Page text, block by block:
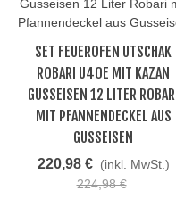
SET FEUEROFEN UTSCHAK
ROBARI U40E MIT KAZAN
GUSSEISEN 12 LITER ROBARI
MIT PFANNENDECKEL AUS
GUSSEISEN
220,98 € (inkl. MwSt.)
224,98 €